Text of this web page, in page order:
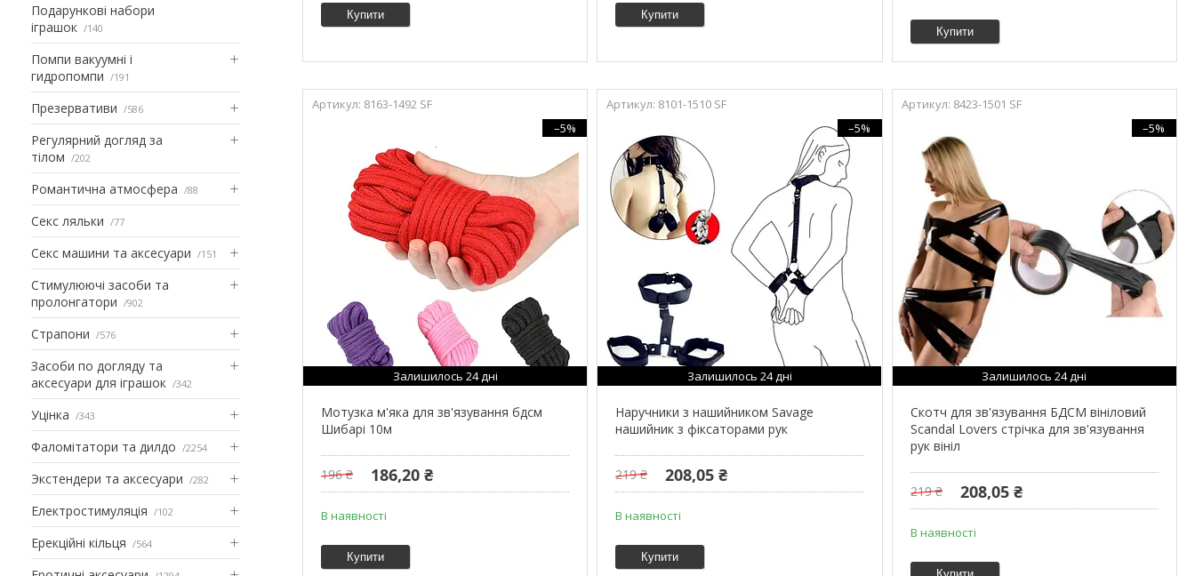
Подарункові набори
іграшок
140
Помпи вакуумні і
гидропомпи
191
Презервативи 586
Регулярний догляд за
тілом
202
Романтична атмосфера 88
Секс ляльки 77
Секс машини та аксесуари 151
Стимулюючі засоби та
пролонгатори
902
Страпони 576
Засоби по догляду та
аксесуари для іграшок
342
Уцінка 343
Фаломітатори та дилдо 2254
Экстендери та аксесуари 282
Електростимуляція 102
Ерекційні кільця 564
Купити Купити
Купити
8163-1492 SF
–5%
Залишилось 24 дні
Мотузка м'яка для зв'язування бдсм
Шибарі 10м
196 ₴ 186,20 ₴
В наявності
Купити
8101-1510 SF
–5%
Залишилось 24 дні
Наручники з нашийником Savage
нашийник з фіксаторами рук
219 ₴ 208,05 ₴
В наявності
Купити
8423-1501 SF
–5%
Залишилось 24 дні
Скотч для зв'язування БДСМ вініловий
Scandal Lovers стрічка для зв'язування
рук вініл
219 ₴ 208,05 ₴
В наявності